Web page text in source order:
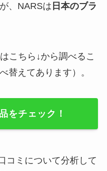
、NARSは 日本のブラ
はこちら↓から調べるこ
替えてあります）。
をチェック！
コミについて分析して